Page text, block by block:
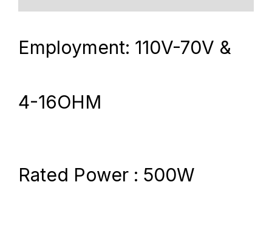
Employment: 110V-70V &
4-16OHM
Rated Power : 500W